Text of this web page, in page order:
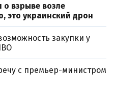
взрыве возле
это украинский дрон
закупки у
с премьер-министром